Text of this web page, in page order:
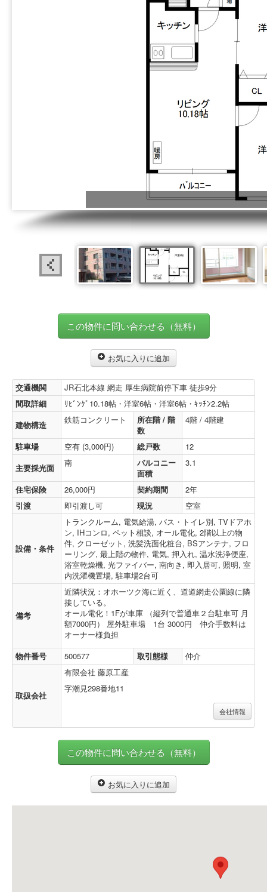
この物件に問い合わせる（無料）
お気に入りに追加
交通機関
JR石北本線 網走 厚生病院前停下車 徒歩9分
間取詳細
ﾘﾋﾞﾝｸﾞ10.18帖・洋室6帖・洋室6帖・ｷｯﾁﾝ2.2帖
建物構造
鉄筋コンクリート
所在階 / 階
数
4階 / 4階建
駐車場 空有 (3,000円) 総戸数
12
主要採光面
南
バルコニー
面積
3.1
住宅保険 26,000円 契約期間
2年
引渡
即引渡し可 現況 空室
設備・条件
トランクルーム, 電気給湯, バス・トイレ別, TVドアホ
ン, IHコンロ, ペット相談, オール電化, 2階以上の物
件, クローゼット, 洗髪洗面化粧台, BSアンテナ, フロ
ーリング, 最上階の物件, 電気, 押入れ, 温水洗浄便座,
浴室乾燥機, 光ファイバー, 南向き, 即入居可, 照明, 室
内洗濯機置場, 駐車場2台可
備考
近隣状況：オホーツク海に近く、道道網走公園線に隣
接している。
オール電化！1Fが車庫 （縦列で普通車２台駐車可 月
額7000円） 屋外駐車場 1台 3000円 仲介手数料は
オーナー様負担
物件番号
500577 取引態様 仲介
取扱会社
有限会社 藤原工産
字潮見298番地11
会社情報
この物件に問い合わせる（無料）
お気に入りに追加